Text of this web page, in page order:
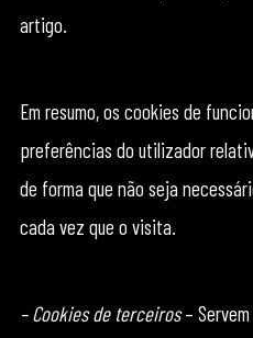
artigo.
Em resumo, os cookies de
preferências do utilizador
de forma que não seja
cada vez que o visita.
– Cookies de terceiros–